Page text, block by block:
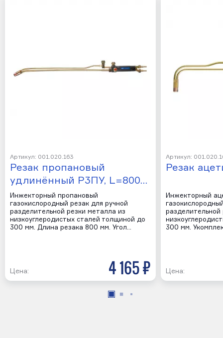
Артикул: 001.020.163
Резак пропановый
удлинённый Р3ПУ, L=800…
Инжекторный пропановый
газокислородный резак для ручной
разделительной резки металла из
низкоуглеродистых сталей толщиной до
300 мм. Длина резака 800 мм. Угол…
Цена: 4 165 р
Артикул:
Резак
Инжекторный
разделительной
300 мм.
Цена: